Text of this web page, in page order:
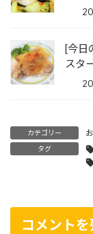
[今日
スタ
カテゴリー
タグ
コメントを